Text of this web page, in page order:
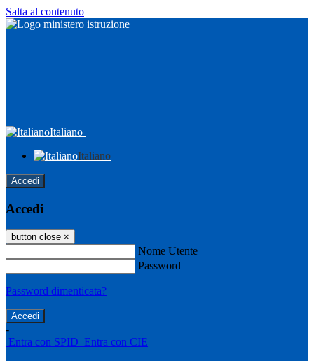
Salta al contenuto
Italiano
Italiano
Accedi
Accedi
button close ×
Nome Utente
Password
Password dimenticata?
-
Entra con SPID Entra con CIE